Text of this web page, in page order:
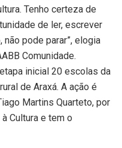
Tenho certeza de
de ler, escrever
não pode parar”, elogia
Comunidade.
inicial 20 escolas da
de Araxá. A ação é
Martins Quarteto, por
Cultura e tem o